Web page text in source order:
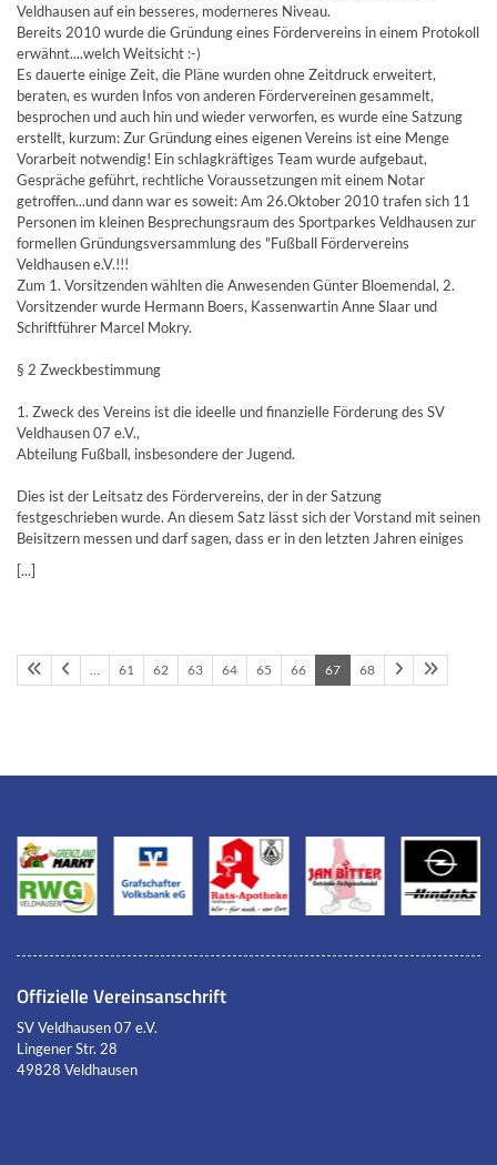
Veldhausen auf ein besseres, moderneres Niveau.
Bereits 2010 wurde die Gründung eines Fördervereins in einem Protokoll
erwähnt....welch Weitsicht :-)
Es dauerte einige Zeit, die Pläne wurden ohne Zeitdruck erweitert,
beraten, es wurden Infos von anderen Fördervereinen gesammelt,
besprochen und auch hin und wieder verworfen, es wurde eine Satzung
erstellt, kurzum: Zur Gründung eines eigenen Vereins ist eine Menge
Vorarbeit notwendig! Ein schlagkräftiges Team wurde aufgebaut,
Gespräche geführt, rechtliche Voraussetzungen mit einem Notar
getroffen...und dann war es soweit: Am 26.Oktober 2010 trafen sich 11
Personen im kleinen Besprechungsraum des Sportparkes Veldhausen zur
formellen Gründungsversammlung des "Fußball Fördervereins
Veldhausen e.V.!!!
Zum 1. Vorsitzenden wählten die Anwesenden Günter Bloemendal, 2.
Vorsitzender wurde Hermann Boers, Kassenwartin Anne Slaar und
Schriftführer Marcel Mokry.
§ 2 Zweckbestimmung
1. Zweck des Vereins ist die ideelle und finanzielle Förderung des SV
Veldhausen 07 e.V.,
Abteilung Fußball, insbesondere der Jugend.
Dies ist der Leitsatz des Fördervereins, der in der Satzung
festgeschrieben wurde. An diesem Satz lässt sich der Vorstand mit seinen
Beisitzern messen und darf sagen, dass er in den letzten Jahren einiges
[...]
61 62 63 64 65 66 67 68
Offizielle Vereinsanschrift
SV Veldhausen 07 e.V.
Lingener Str. 28
49828 Veldhausen